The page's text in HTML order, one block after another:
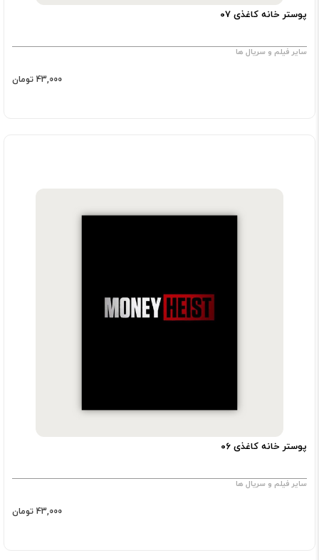
پوستر خانه کاغذی ۰۷
سایر فیلم و سریال ها
43,000 تومان
پوستر خانه کاغذی ۰۶
سایر فیلم و سریال ها
43,000 تومان